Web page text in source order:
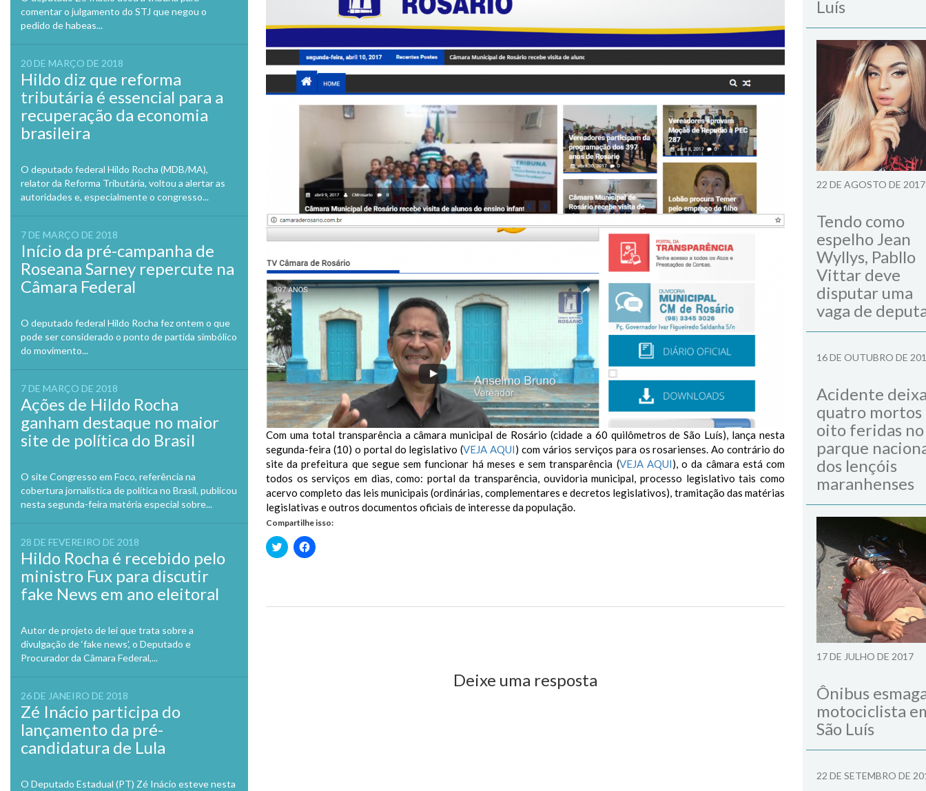
comentar o julgamento do STJ que negou o
pedido de habeas...
20 DE MARÇO DE 2018
Hildo diz que reforma
tributária é essencial para a
recuperação da economia
brasileira
O deputado federal Hildo Rocha (MDB/MA),
relator da Reforma Tributária, voltou a alertar as
autoridades e, especialmente o congresso...
7 DE MARÇO DE 2018
Início da pré-campanha de
Roseana Sarney repercute na
Câmara Federal
O deputado federal Hildo Rocha fez ontem o que
pode ser considerado o ponto de partida simbólico
do movimento...
7 DE MARÇO DE 2018
Ações de Hildo Rocha
ganham destaque no maior
site de política do Brasil
O site Congresso em Foco, referência na
cobertura jornalística de política no Brasil, publicou
nesta segunda-feira matéria especial sobre...
28 DE FEVEREIRO DE 2018
Hildo Rocha é recebido pelo
ministro Fux para discutir
fake News em ano eleitoral
Autor de projeto de lei que trata sobre a
divulgação de ‘fake news’, o Deputado e
Procurador da Câmara Federal,...
26 DE JANEIRO DE 2018
Zé Inácio participa do
lançamento da pré-
candidatura de Lula
O Deputado Estadual (PT) Zé Inácio esteve nesta
Com uma total transparência a câmara municipal de Rosário (cidade a 60 quilômetros de São Luís), lança nesta
segunda-feira (10) o portal do legislativo (VEJA AQUI) com vários serviços para os rosarienses.Ao contrário do
site da prefeitura que segue sem funcionar há meses e sem transparência (VEJA AQUI), o da câmara está com
todos os serviços em dias, como: portal da transparência, ouvidoria municipal, processo legislativo tais como
acervo completo das leis municipais (ordinárias, complementares e decretos legislativos), tramitação das matérias
legislativas e outros documentos oficiais de interesse da população.
Compartilhe isso:
Clique
para
janela)
Clique
para
janela)
Deixe uma resposta
Luís
22 DE AGOSTO DE 2017
Tendo como
espelho Jean
Wyllys, Pabllo
Vittar deve
disputar uma
vaga de
16 DE OUTUBRO DE
Acidente
quatro mortos
oito feridas no
parque
dos lençóis
maranhenses
17 DE JULHO DE 2017
Ônibus
motociclista
São Luís
22 DE SETEMBRO DE